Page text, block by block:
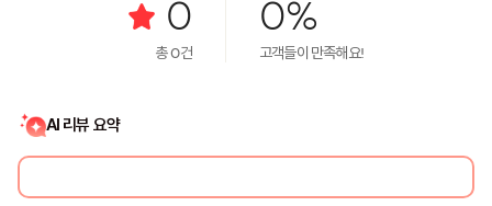
0
총0건
0%
고객들이 만족해요!
AI 리뷰 요약